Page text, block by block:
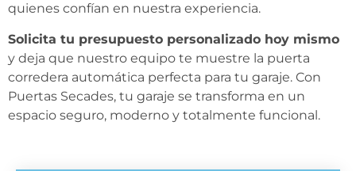
quienes confían en nuestra experiencia.
Solicita tu presupuesto personalizado hoy mismo
y deja que nuestro equipo te muestre la puerta
corredera automática perfecta para tu garaje. Con
Puertas Secades, tu garaje se transforma en un
espacio seguro, moderno y totalmente funcional.